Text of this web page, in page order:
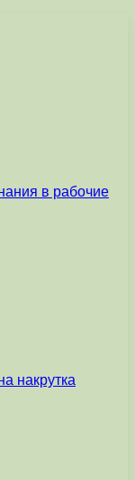
в рабочие
накрутка